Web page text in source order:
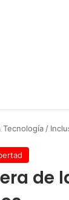
Tecnología /
de